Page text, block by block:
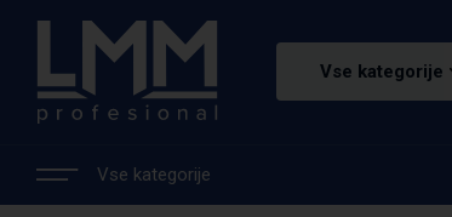
Vse kategorije
Vse kategorije